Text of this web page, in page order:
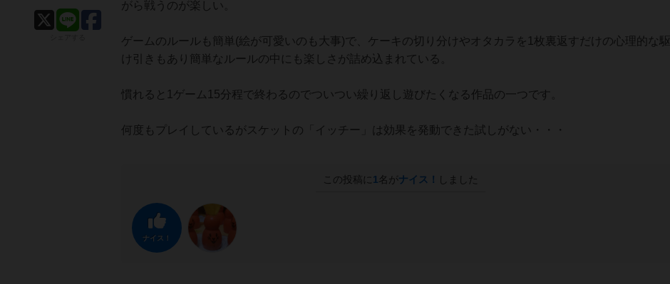
がら戦うのが楽しい。
ゲームのルールも簡単(絵が可愛いのも大事)で、ケーキの切り分けやオタカラを1枚裏返すだけの心理的な駆
け引きもあり簡単なルールの中にも楽しさが詰め込まれている。
慣れると1ゲーム15分程で終わるのでついつい繰り返し遊びたくなる作品の一つです。
何度もプレイしているがスケットの「イッチー」は効果を発動できた試しがない・・・
この投稿に 1 名がナイス！ しました
ナイス！